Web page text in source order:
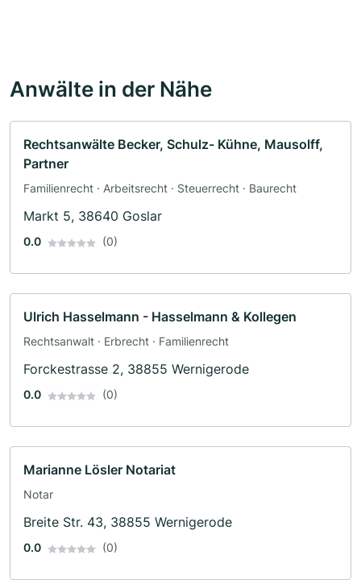
Anwälte in der Nähe
Rechtsanwälte Becker, Schulz- Kühne, Mausolff,
Partner
Familienrecht · Arbeitsrecht · Steuerrecht · Baurecht
Markt 5, 38640 Goslar
0.0 (0)
Ulrich Hasselmann - Hasselmann & Kollegen
Rechtsanwalt · Erbrecht · Familienrecht
Forckestrasse 2, 38855 Wernigerode
0.0 (0)
Marianne Lösler Notariat
Notar
Breite Str. 43, 38855 Wernigerode
0.0 (0)